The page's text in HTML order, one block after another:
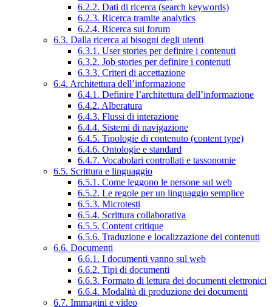
6.2.2. Dati di ricerca (search keywords)
6.2.3. Ricerca tramite analytics
6.2.4. Ricerca sui forum
6.3. Dalla ricerca ai bisogni degli utenti
6.3.1. User stories per definire i contenuti
6.3.2. Job stories per definire i contenuti
6.3.3. Criteri di accettazione
6.4. Architettura dell’informazione
6.4.1. Definire l’architettura dell’informazione
6.4.2. Alberatura
6.4.3. Flussi di interazione
6.4.4. Sistemi di navigazione
6.4.5. Tipologie di contenuto (content type)
6.4.6. Ontologie e standard
6.4.7. Vocabolari controllati e tassonomie
6.5. Scrittura e linguaggio
6.5.1. Come leggono le persone sul web
6.5.2. Le regole per un linguaggio semplice
6.5.3. Microtesti
6.5.4. Scrittura collaborativa
6.5.5. Content critique
6.5.6. Traduzione e localizzazione dei contenuti
6.6. Documenti
6.6.1. I documenti vanno sul web
6.6.2. Tipi di documenti
6.6.3. Formato di lettura dei documenti elettronici
6.6.4. Modalità di produzione dei documenti
6.7. Immagini e video